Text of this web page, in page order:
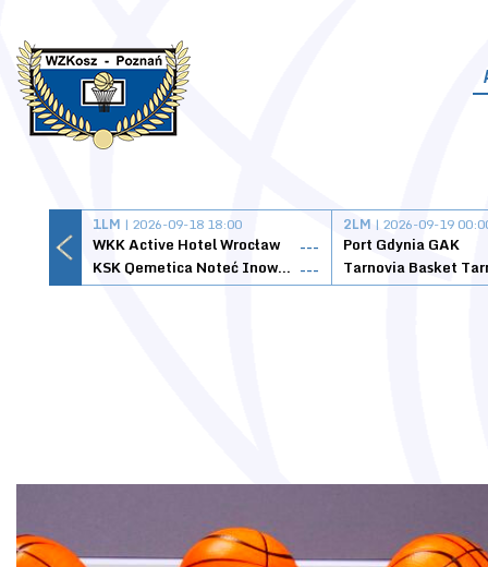
1LM | 2026-09-18 18:00
WKK Active Hotel Wrocław
---
KSK Qemetica Noteć Inowrocław ---
2LM | 2026-09-19
Port Gdynia GAK